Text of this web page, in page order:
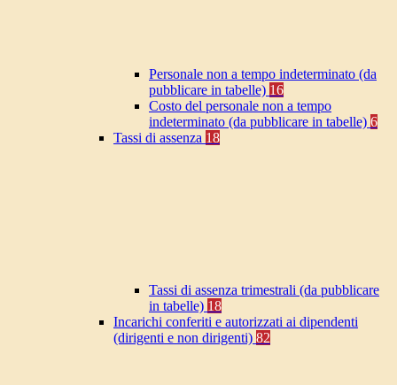
Personale non a tempo indeterminato (da
pubblicare in tabelle) 16
Costo del personale non a tempo
indeterminato (da pubblicare in tabelle) 6
Tassi di assenza 18
Tassi di assenza trimestrali (da pubblicare
in tabelle) 18
Incarichi conferiti e autorizzati ai dipendenti
(dirigenti e non dirigenti) 82